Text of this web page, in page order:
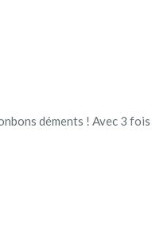
déments ! Avec 3